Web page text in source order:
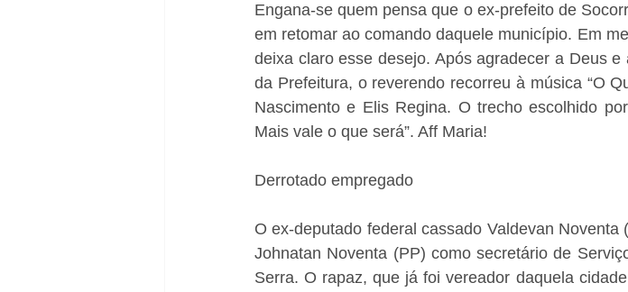
Engana-se quem pensa que o ex-prefeito de
em retomar ao comando daquele município. Em
deixa claro esse desejo. Após agradecer a Deus
da Prefeitura, o reverendo recorreu à música “O
Nascimento e Elis Regina. O trecho escolhido
Mais vale o que será”. Aff Maria!
Derrotado empregado
O ex-deputado federal cassado Valdevan
Johnatan Noventa (PP) como secretário de
Serra. O rapaz, que já foi vereador daquela